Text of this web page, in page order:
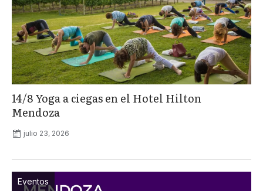
14/8 Yoga a ciegas en el Hotel Hilton
Mendoza
julio 23, 2026
Eventos